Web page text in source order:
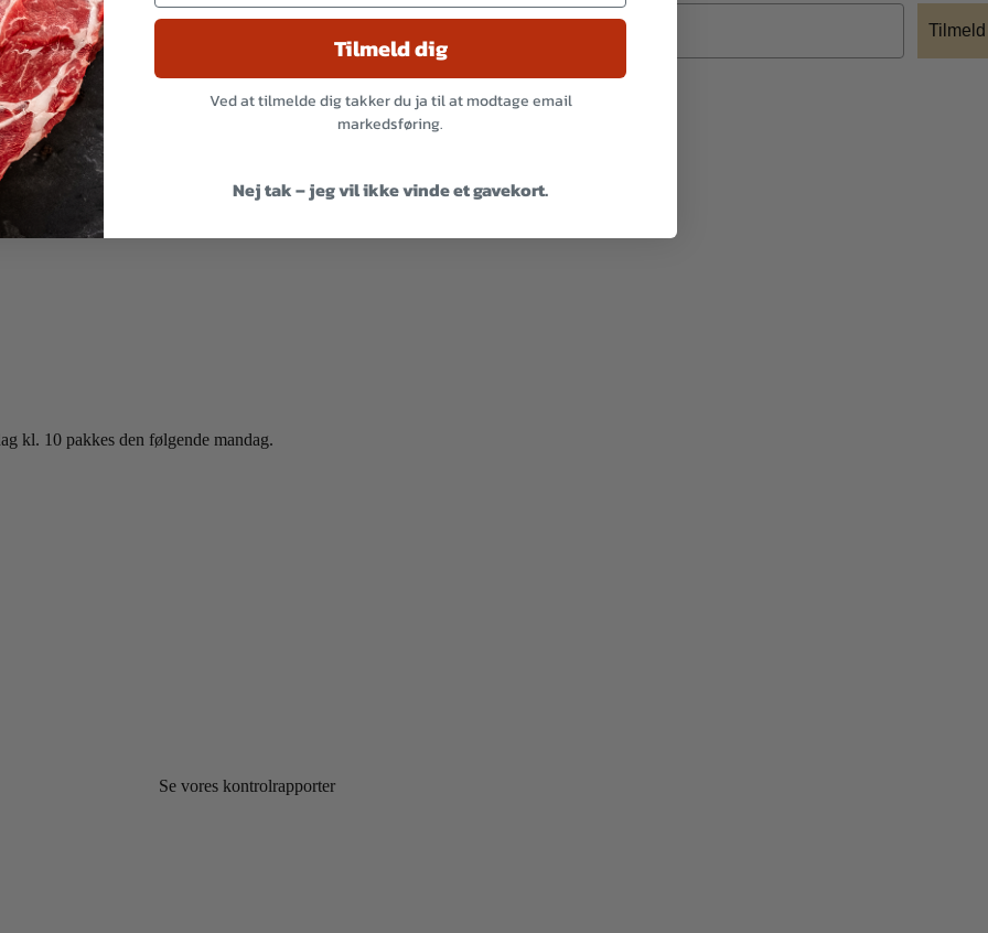
Tilmeld
kl. 10 pakkes den følgende mandag.
Se vores kontrolrapporter
Tilmeld dig
Ved at tilmelde dig takker du ja til at modtage email
markedsføring.
Nej tak – jeg vil ikke vinde et gavekort.